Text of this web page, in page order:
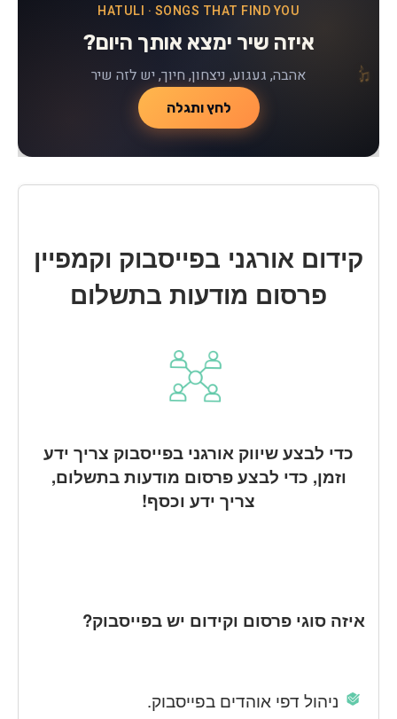
♪
♫
♪
♫
HATULI · SONGS THAT FIND YOU
איזה שיר ימצא אותך היום?
אהבה, געגוע, ניצחון, חיוך, יש לזה שיר
לחץ ותגלה
קידום אורגני בפייסבוק וקמפיין
פרסום מודעות בתשלום
כדי לבצע שיווק אורגני בפייסבוק צריך ידע
וזמן, כדי לבצע פרסום מודעות בתשלום,
צריך ידע וכסף!
איזה סוגי פרסום וקידום יש בפייסבוק?
ניהול דפי אוהדים בפייסבוק.